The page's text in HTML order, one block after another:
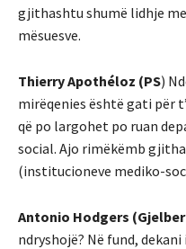
gjithashtu shumë lidhje
mësuesve.
Thierry Apothéloz (PS)
mirëqenies është gati për
që po largohet po ruan
social. Ajo rimëkëmb
(institucioneve mediko-
Antonio Hodgers
ndryshojë? Në fund,